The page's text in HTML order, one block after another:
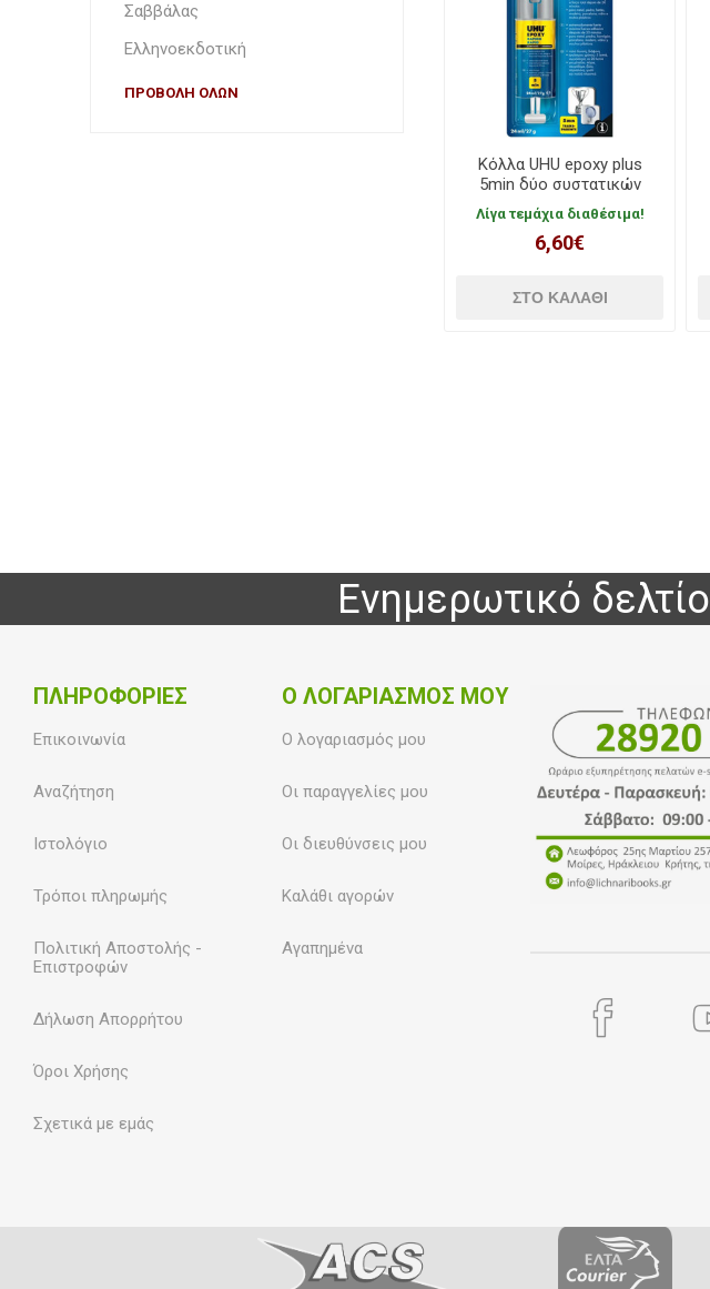
Κόλλα UHU epoxy plus
5min δύο συστατικών
24ml 63006
Λίγα τεμάχια διαθέσιμα!
6,60€
Σαββάλας
Ελληνοεκδοτική
ΠΡΟΒΟΛΉ ΌΛΩΝ
Ενημερωτικό δελτίο
ΠΛΗΡΟΦΟΡΊΕΣ
Επικοινωνία
Αναζήτηση
Ιστολόγιο
Τρόποι πληρωμής
Πολιτική Αποστολής -
Επιστροφών
Δήλωση Απορρήτου
Όροι Χρήσης
Σχετικά με εμάς
Ο ΛΟΓΑΡΙΑΣΜΌΣ ΜΟΥ
Ο λογαριασμός μου
Οι παραγγελίες μου
Οι διευθύνσεις μου
Καλάθι αγορών
Αγαπημένα